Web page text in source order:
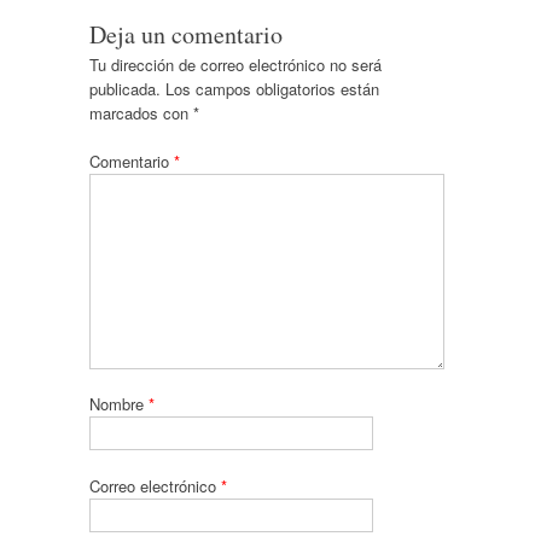
Deja un comentario
Tu dirección de correo electrónico no será
publicada. Los campos obligatorios están
marcados con *
Comentario *
Nombre *
Correo electrónico *